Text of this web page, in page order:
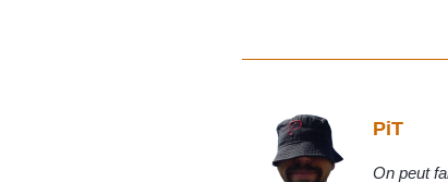
PiT
On peut